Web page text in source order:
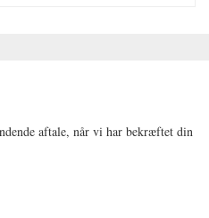
aftale, når vi har bekræftet din